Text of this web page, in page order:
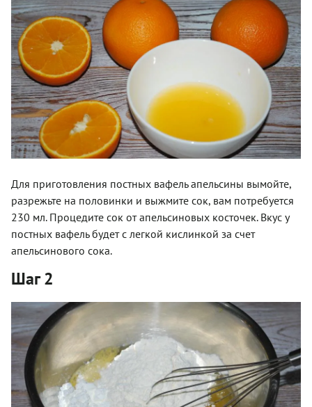
Для приготовления постных вафель апельсины вымойте,
разрежьте на половинки и выжмите сок, вам потребуется
230 мл. Процедите сок от апельсиновых косточек. Вкус у
постных вафель будет с легкой кислинкой за счет
апельсинового сока.
Шаг 2